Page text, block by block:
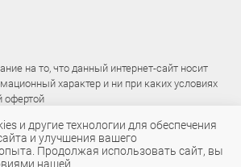
на то, что данный интернет-сайт носит
характер и ни при каких условиях
офертой
и другие технологии для обеспечения
и улучшения вашего
Продолжая использовать сайт, вы
нашей